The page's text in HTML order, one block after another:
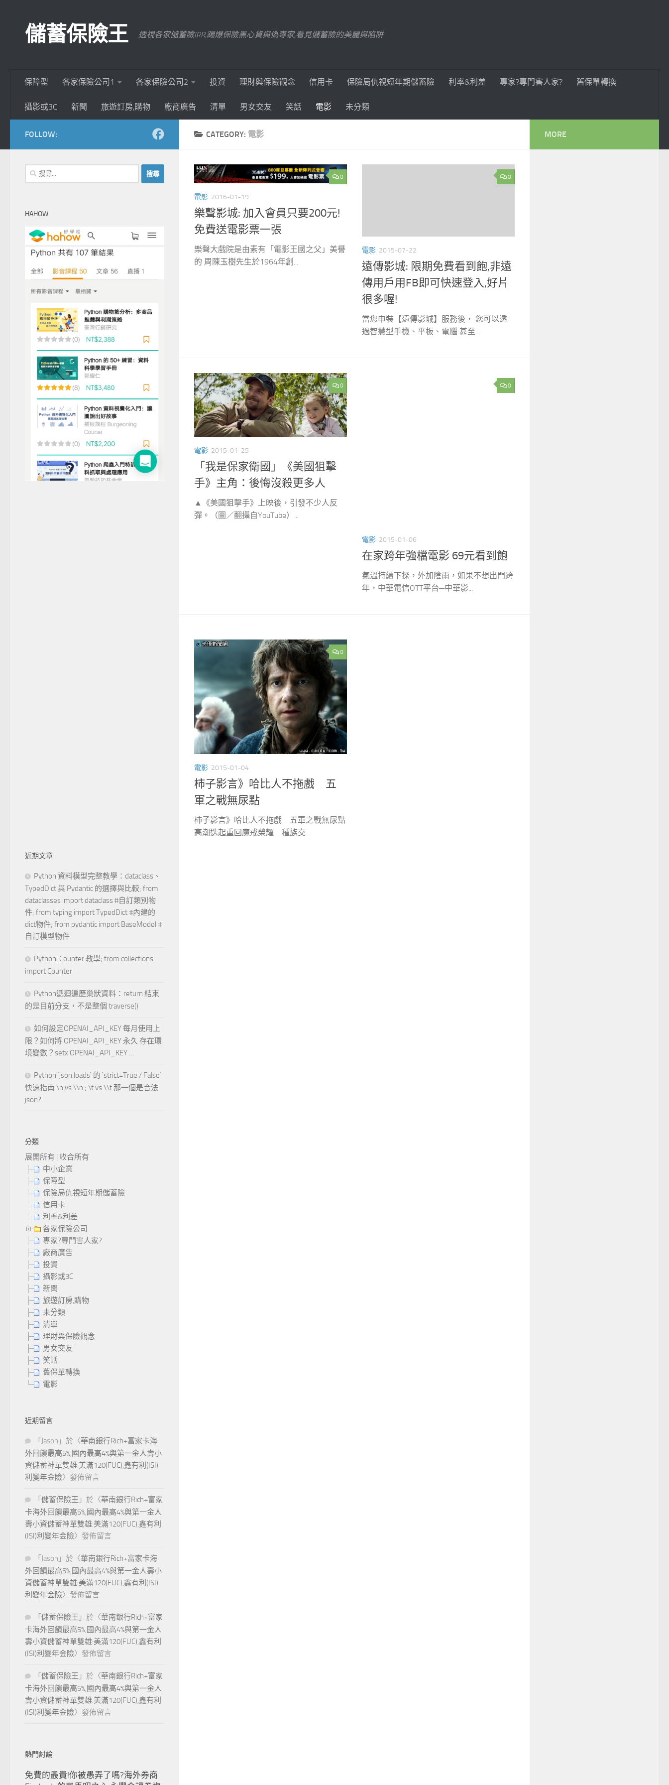
儲蓄保險王 透視各家儲蓄險IRR,踢爆保險黑心貨與偽專家,看見儲蓄險的美麗與陷阱
保障型 各家保險公司1 各家保險公司2 投資 理財與保險觀念 信用卡 保險局仇視短年期儲蓄險 利率&利差 專家?專門害人家? 舊保單轉換
攝影或3C 新聞 旅遊訂房,購物 廠商廣告 清單 男女交友 笑話 電影 未分類
CATEGORY: 電影
0
電影 2016-01-19
樂聲影城: 加入會員只要200元!
免費送電影票一張
樂聲大戲院是由素有「電影王國之父」美譽
的 周陳玉樹先生於1964年創...
0
電影 2015-07-22
遠傳影城: 限期免費看到飽,非遠
傳用戶用FB即可快速登入,好片
很多喔!
當您申裝【遠傳影城】服務後， 您可以透
過智慧型手機、平板、電腦 甚至...
0
電影 2015-01-25
「我是保家衛國」《美國狙擊
手》主角：後悔沒殺更多人
▲《美國狙擊手》上映後，引發不少人反
彈。（圖／翻攝自YouTube）...
0
電影 2015-01-06
在家跨年強檔電影 69元看到飽
氣溫持續下探，外加陰雨，如果不想出門跨
年，中華電信OTT平台─中華影...
0
電影 2015-01-04
柿子影言》哈比人不拖戲 五
軍之戰無尿點
柿子影言》哈比人不拖戲 五軍之戰無尿點
高潮迭起重回魔戒榮耀 種族交...
FOLLOW:
搜
尋
字:
HAHOW
近期文章
Python 資料模型完整教學：dataclass、
TypedDict 與 Pydantic 的選擇與比較; from
dataclasses import dataclass #自訂類別物
件; from typing import TypedDict #內建的
dict物件; from pydantic import BaseModel #
自訂模型物件
Python: Counter 教學; from collections
import Counter
Python遞迴遍歷巢狀資料：return 結束
的是目前分支，不是整個 traverse()
如何設定OPENAI_API_KEY 每月使用上
限？如何將 OPENAI_API_KEY 永久 存在環
境變數？setx OPENAI_API_KEY …
Python `json.loads` 的 `strict=True / False`
快速指南 \n vs \\n ; \t vs \\t 那一個是合法
json?
分類
展開所有 | 收合所有
中小企業
保障型
保險局仇視短年期儲蓄險
信用卡
利率&利差
各家保險公司
專家?專門害人家?
廠商廣告
投資
攝影或3C
新聞
旅遊訂房,購物
未分類
清單
理財與保險觀念
男女交友
笑話
舊保單轉換
電影
近期留言
「 Jason 」於〈華南銀行Rich+富家卡海
外回饋最高5%,國內最高4%與第一金人壽小
資儲蓄神單雙雄:美滿120(FUC),鑫有利(ISI)
利變年金險〉發佈留言
「 儲蓄保險王 」於〈華南銀行Rich+富家
卡海外回饋最高5%,國內最高4%與第一金人
壽小資儲蓄神單雙雄:美滿120(FUC),鑫有利
(ISI)利變年金險〉發佈留言
「 Jason 」於〈華南銀行Rich+富家卡海
外回饋最高5%,國內最高4%與第一金人壽小
資儲蓄神單雙雄:美滿120(FUC),鑫有利(ISI)
利變年金險〉發佈留言
「 儲蓄保險王 」於〈華南銀行Rich+富家
卡海外回饋最高5%,國內最高4%與第一金人
壽小資儲蓄神單雙雄:美滿120(FUC),鑫有利
(ISI)利變年金險〉發佈留言
「 儲蓄保險王 」於〈華南銀行Rich+富家
卡海外回饋最高5%,國內最高4%與第一金人
壽小資儲蓄神單雙雄:美滿120(FUC),鑫有利
(ISI)利變年金險〉發佈留言
熱門討論
免費的最貴!你被愚弄了嗎?海外券商
MORE